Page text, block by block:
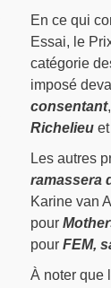
En ce qui
Essai, le
catégorie
imposé
consentant
Richelieuet
Les autres
ramassera
Karine van
pour
pour FEM,
À noter que